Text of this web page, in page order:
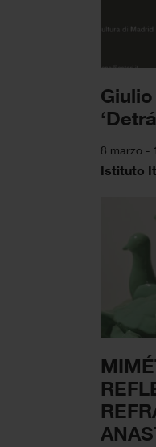
8 marzo -
Istituto